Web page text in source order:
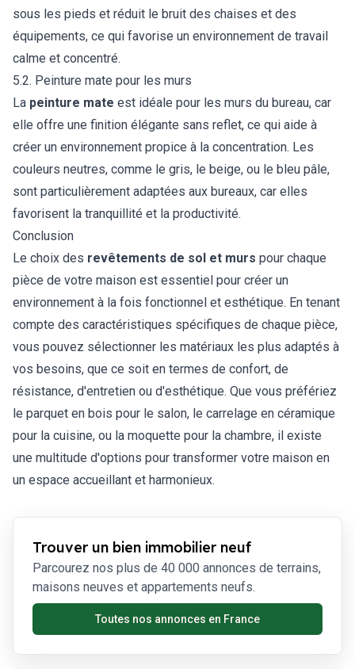
sous les pieds et réduit le bruit des chaises et des
équipements, ce qui favorise un environnement de travail
calme et concentré.
5.2. Peinture mate pour les murs
La peinture mate est idéale pour les murs du bureau, car
elle offre une finition élégante sans reflet, ce qui aide à
créer un environnement propice à la concentration. Les
couleurs neutres, comme le gris, le beige, ou le bleu pâle,
sont particulièrement adaptées aux bureaux, car elles
favorisent la tranquillité et la productivité.
Conclusion
Le choix des revêtements de sol et murs pour chaque
pièce de votre maison est essentiel pour créer un
environnement à la fois fonctionnel et esthétique. En tenant
compte des caractéristiques spécifiques de chaque pièce,
vous pouvez sélectionner les matériaux les plus adaptés à
vos besoins, que ce soit en termes de confort, de
résistance, d'entretien ou d'esthétique. Que vous préfériez
le parquet en bois pour le salon, le carrelage en céramique
pour la cuisine, ou la moquette pour la chambre, il existe
une multitude d'options pour transformer votre maison en
un espace accueillant et harmonieux.
Trouver un bien immobilier neuf
Parcourez nos plus de 40 000 annonces de terrains,
maisons neuves et appartements neufs.
Toutes nos annonces en France